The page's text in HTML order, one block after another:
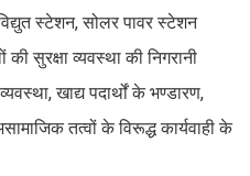
स्टेशन, सोलर पावर स्टेशन
सुरक्षा व्यवस्था की निगरानी
खाद्य पदार्थों के भण्डारण,
तत्वों के विरूद्ध कार्यवाही के